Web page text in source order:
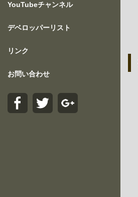
YouTubeチャンネル
デベロッパーリスト
リンク
お問い合わせ